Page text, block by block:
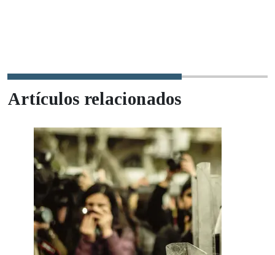
Artículos relacionados